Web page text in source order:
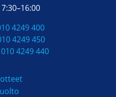
4249 400
4249 450
010 4249 440